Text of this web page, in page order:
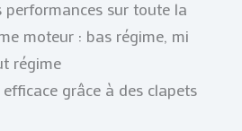
performances sur toute la
moteur : bas régime, mi
régime
grâce à des clapets